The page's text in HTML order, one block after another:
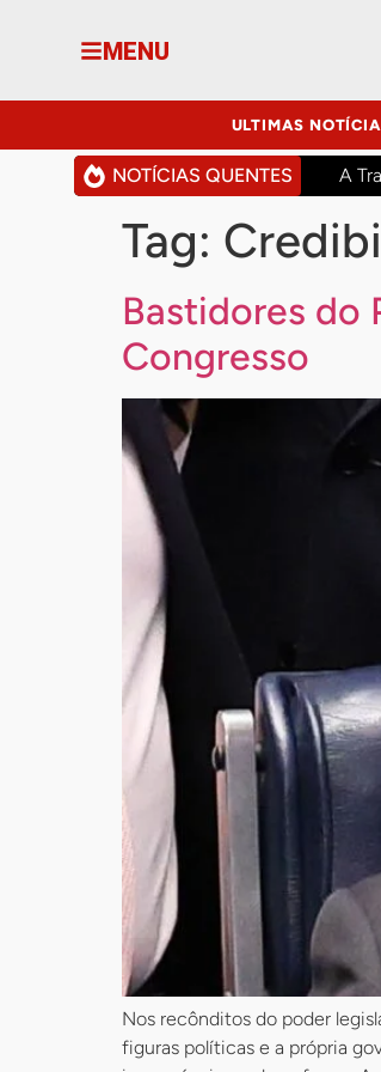
MENU
ULTIMAS
NOTÍCIAS QUENTES A
Tag:
Bastidores do
Congresso
Nos recônditos do poder
figuras políticas e a própria